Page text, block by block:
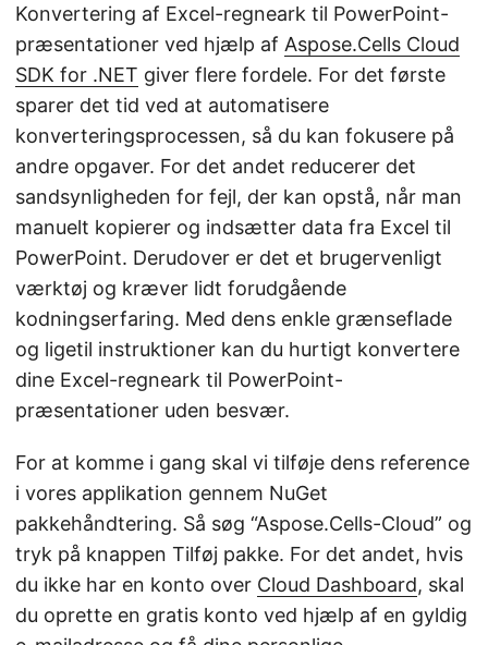
Konvertering af Excel-regneark til PowerPoint-
præsentationer ved hjælp af Aspose.Cells Cloud
SDK for .NET giver flere fordele. For det første
sparer det tid ved at automatisere
konverteringsprocessen, så du kan fokusere på
andre opgaver. For det andet reducerer det
sandsynligheden for fejl, der kan opstå, når man
manuelt kopierer og indsætter data fra Excel til
PowerPoint. Derudover er det et brugervenligt
værktøj og kræver lidt forudgående
kodningserfaring. Med dens enkle grænseflade
og ligetil instruktioner kan du hurtigt konvertere
dine Excel-regneark til PowerPoint-
præsentationer uden besvær.
For at komme i gang skal vi tilføje dens reference
i vores applikation gennem NuGet
pakkehåndtering. Så søg “Aspose.Cells-Cloud” og
tryk på knappen Tilføj pakke. For det andet, hvis
du ikke har en konto over Cloud Dashboard, skal
du oprette en gratis konto ved hjælp af en gyldig